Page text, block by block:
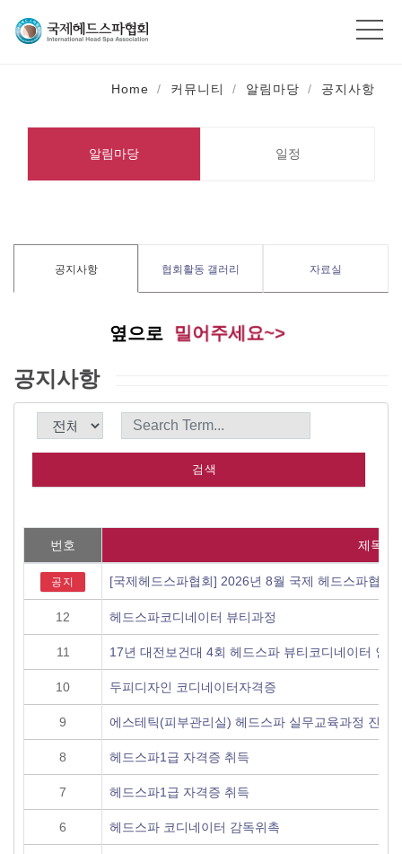
Home 커뮤니티 알림마당 공지사항
알림마당 일정
공지사항 협회활동 갤러리 자료실
옆으로 밀어주세요~>
공지사항
번호 제목
공지 [국제헤드스파협회] 2026년 8월 국제 헤드스파협회
12 헤드스파코디네이터 뷰티과정
11 17년 대전보건대 4회 헤드스파 뷰티코디네이터 인
10 두피디자인 코디네이터자격증
9 에스테틱(피부관리실) 헤드스파 실무교육과정 진행
8 헤드스파1급 자격증 취득
7 헤드스파1급 자격증 취득
6 헤드스파 코디네이터 감독위촉